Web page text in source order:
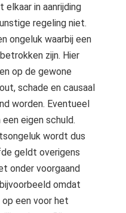
in aanrijding
regeling niet.
ongeluk waarbij een
zijn. Hier
op de gewone
schade en causaal
worden. Eventueel
eigen schuld.
wordt dus
geldt overigens
onder voorgaand
omdat
een voor het